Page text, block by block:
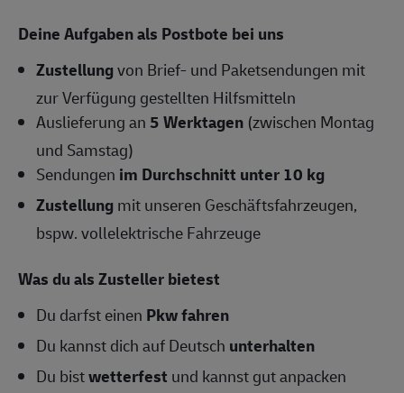
Deine Aufgaben als Postbote bei uns
Zustellungvon Brief- und Paketsendungen mit
zur Verfügung gestellten Hilfsmitteln
Auslieferung an5 Werktagen (zwischen Montag
und Samstag)
Sendungen im Durchschnitt unter 10 kg
Zustellungmit unseren Geschäftsfahrzeugen,
bspw. vollelektrische Fahrzeuge
Was du als Zusteller bietest
Du darfst einen Pkw fahren
Du kannst dich auf Deutsch unterhalten
Du bistwetterfest und kannst gut anpacken